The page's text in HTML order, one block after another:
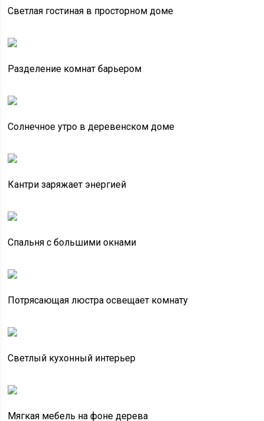
Светлая гостиная в просторном доме
Разделение комнат барьером
Солнечное утро в деревенском доме
Кантри заряжает энергией
Спальня с большими окнами
Потрясающая люстра освещает комнату
Светлый кухонный интерьер
Мягкая мебель на фоне дерева